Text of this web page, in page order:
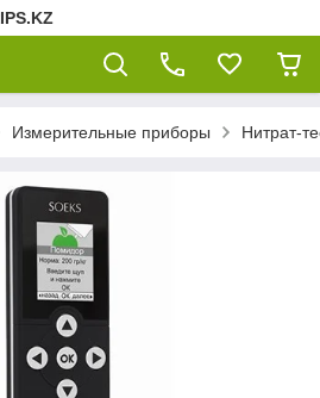
Измерительные приборы Нитрат-